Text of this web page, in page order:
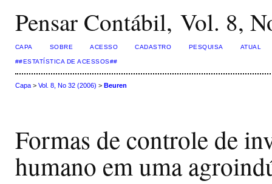
Pensar Contábil, Vol. 8,
CAPA SOBRE ACESSO CADASTRO PESQUISA ATUAL
##ESTATÍSTICA DE ACESSOS##
Capa> Vol. 8, No 32 (2006) > Beuren
Formas de controle de
humano em uma